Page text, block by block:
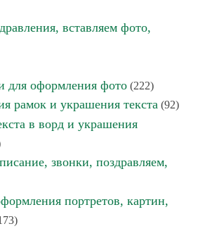
вставляем фото,
для оформления фото (222)
рамок и украшения текста (92)
в ворд и украшения
звонки, поздравляем,
портретов, картин,